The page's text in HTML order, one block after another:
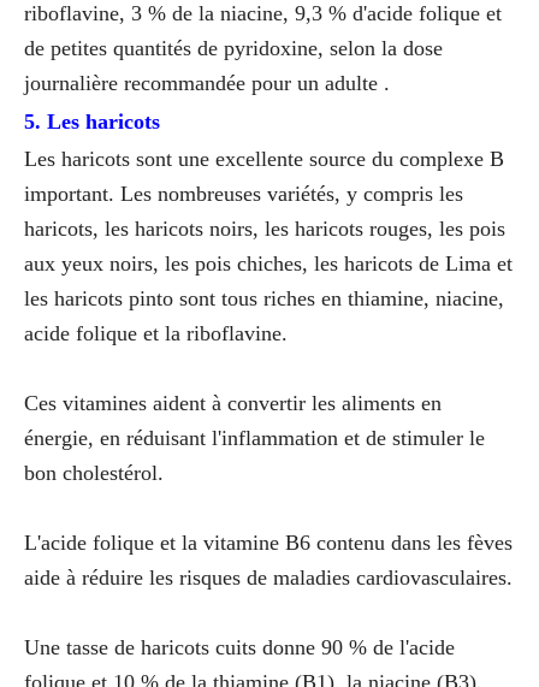
riboflavine, 3 % de la niacine, 9,3 % d'acide folique et
de petites quantités de pyridoxine, selon la dose
journalière recommandée pour un adulte .
5. Les haricots
Les haricots sont une excellente source du complexe B
important. Les nombreuses variétés, y compris les
haricots, les haricots noirs, les haricots rouges, les pois
aux yeux noirs, les pois chiches, les haricots de Lima et
les haricots pinto sont tous riches en thiamine, niacine,
acide folique et la riboflavine.
Ces vitamines aident à convertir les aliments en
énergie, en réduisant l'inflammation et de stimuler le
bon cholestérol.
L'acide folique et la vitamine B6 contenu dans les fèves
aide à réduire les risques de maladies cardiovasculaires.
Une tasse de haricots cuits donne 90 % de l'acide
folique et 10 % de la thiamine (B1), la niacine (B3),